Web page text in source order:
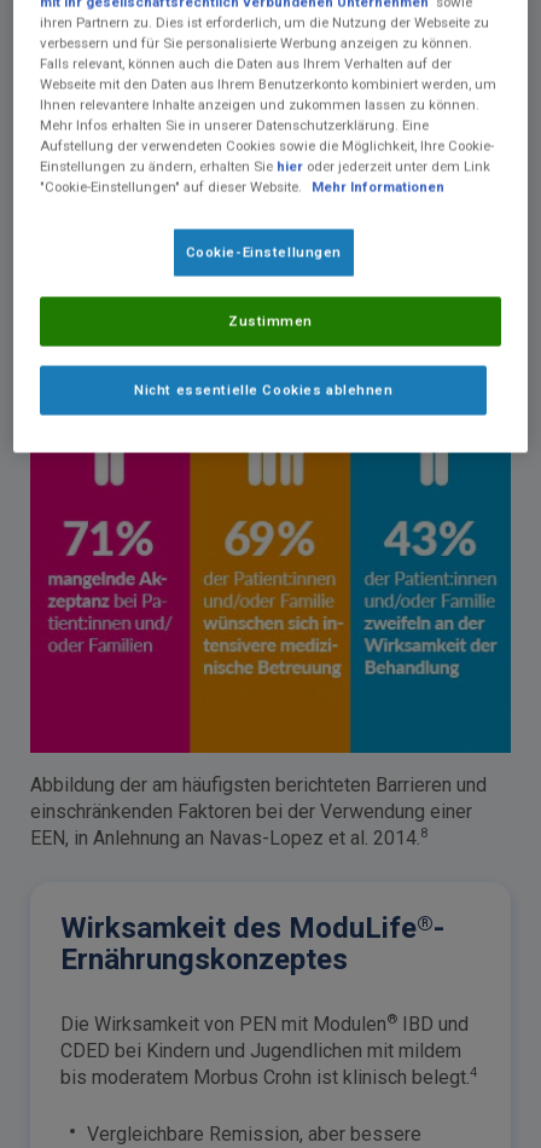
Jugendliche. Gemäß der DGVS-Leitlinie kann eineEEN
bei Erwachsenen zur
Remissionsinduktiondurchgeführt werden, wenn die
Medikation aufgrund von Nebenwirkungen schlecht oder
nicht vertragen werden oder wenn der Patient oder die
Patientin die Medikation ablehnt.2
Allergings ist eineEEN mit einigen
Herausforderungen verbundenund trotz der
klinischen Vorteile für Patient:innen und Therapeut:innen
nicht immer durchführbar.3
Abbildung der am häufigsten berichteten Barrieren und
einschränkenden Faktoren bei der Verwendung einer
EEN, in Anlehnung an Navas-Lopez et al. 2014.8
Wirksamkeit des ModuLife®-
Ernährungskonzeptes
Die Wirksamkeit von PEN mit Modulen®
IBD und
CDED bei Kindern und Jugendlichen mit mildem
bis moderatem Morbus Crohn ist klinisch belegt.4
Vergleichbare Remission, aber bessere
ihren Partnern zu. Dies ist erforderlich, um die Nutzung der Webseite zu
verbessern und für Sie personalisierte Werbung anzeigen zu können.
Falls relevant, können auch die Daten aus Ihrem Verhalten auf der
Webseite mit den Daten aus Ihrem Benutzerkonto kombiniert werden, um
Ihnen relevantere Inhalte anzeigen und zukommen lassen zu können.
Mehr Infos erhalten Sie in unserer Datenschutzerklärung. Eine
Aufstellung der verwendeten Cookies sowie die Möglichkeit, Ihre Cookie-
Einstellungen zu ändern, erhalten Sie hier oder jederzeit unter dem Link
"Cookie-Einstellungen" auf dieser Website.
Mehr Informationen
Cookie-Einstellungen
Nicht essentielle Cookies ablehnen
Zustimmen